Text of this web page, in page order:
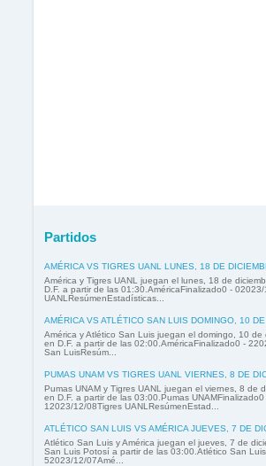
Partidos
AMÉRICA VS TIGRES UANL LUNES, 18 DE
América y Tigres UANL juegan el lunes, 18 de
D.F. a partir de las 01:30.AméricaFinalizado0 -
UANLResúmenEstadísticas...
AMÉRICA VS ATLÉTICO SAN LUIS DOMINGO, 10
América y Atlético San Luis juegan el domingo, 10 de
en D.F. a partir de las 02:00.AméricaFinalizado0 -
San LuisResúm...
PUMAS UNAM VS TIGRES UANL VIERNES, 8 DE
Pumas UNAM y Tigres UANL juegan el viernes, 8 de
en D.F. a partir de las 03:00.Pumas UNAMFinalizado0
12023/12/08Tigres UANLResúmenEstad...
ATLÉTICO SAN LUIS VS AMÉRICA JUEVES, 7 DE
Atlético San Luis y América juegan el jueves, 7 de
San Luis Potosí a partir de las 03:00.Atlético San
52023/12/07Amé...